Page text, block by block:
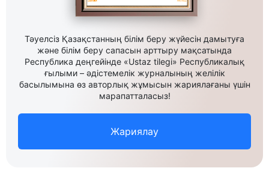
Тәуелсіз Қазақстанның білім беру жүйесін дамытуға
және білім беру сапасын арттыру мақсатында
Республика деңгейінде «Ustaz tilegi» Республикалық
ғылыми – әдістемелік журналының желілік
басылымына өз авторлық жұмысын жариялағаны үшін
марапатталасыз!
Жариялау